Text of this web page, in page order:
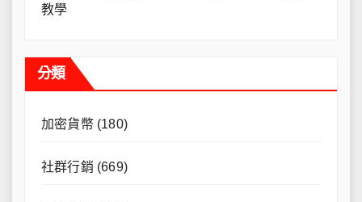
教學
分類
加密貨幣(180)
社群行銷 (669)